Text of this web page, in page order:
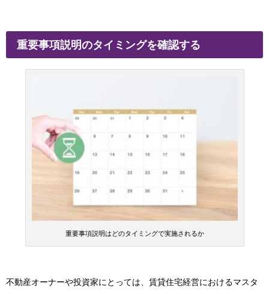
重要事項説明のタイミングを確認する
重要事項説明はどのタイミングで実施されるか
不動産オーナーや投資家にとっては、賃貸住宅経営におけるマスタ